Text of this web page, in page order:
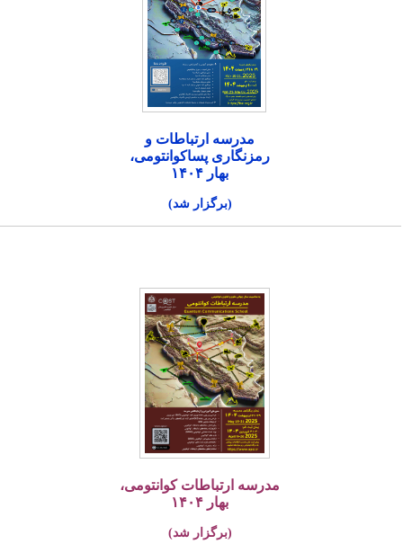
مدرسه ارتباطات و
رمزنگاری پساکوانتومی،
بهار ۱۴۰۴
(برگزار شد)
مدرسه ارتباطات کوانتومی،
بهار ۱۴۰۴
(برگزار شد)